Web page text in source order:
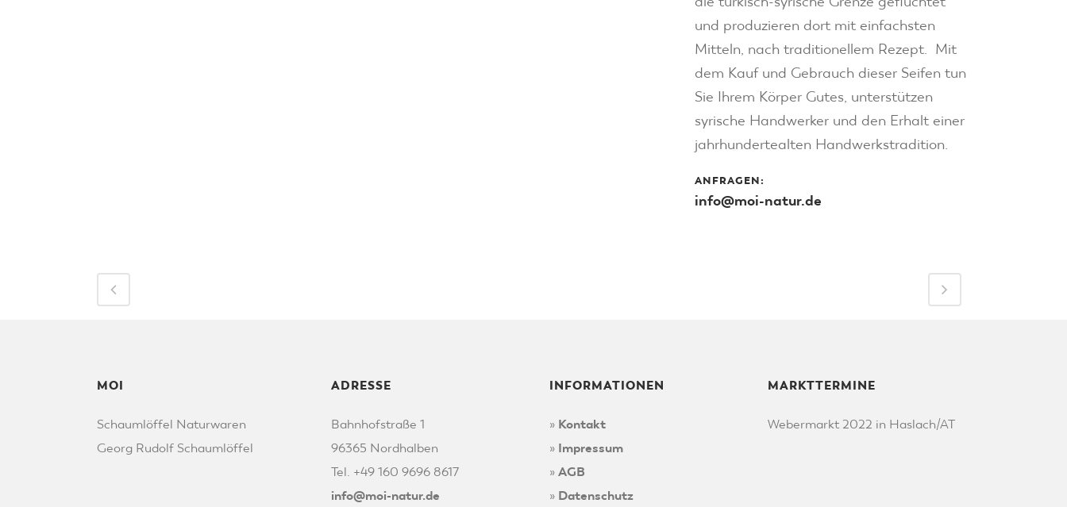
und produzieren dort mit einfachsten
Mitteln, nach traditionellem Rezept. Mit
dem Kauf und Gebrauch dieser Seifen tun
Sie Ihrem Körper Gutes, unterstützen
syrische Handwerker und den Erhalt einer
jahrhundertealten Handwerkstradition.
ANFRAGEN:
info@moi-natur.de
MOI
Schaumlöffel Naturwaren
Georg Rudolf Schaumlöffel
ADRESSE
Bahnhofstraße 1
96365 Nordhalben
Tel. +49 160 9696 8617
info@moi-natur.de
INFORMATIONEN
» Kontakt
» Impressum
»AGB
» Datenschutz
MARKTTERMINE
Webermarkt 2022 in Haslach/AT